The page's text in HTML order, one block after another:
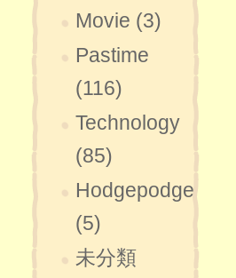
Movie (3)
Pastime
(116)
Technology
(85)
Hodgepodge
(5)
未分類